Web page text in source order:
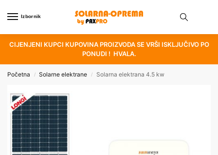
Izbornik
CIJENJENI KUPCI KUPOVINA PROIZVODA SE VRŠI ISKLJUČIVO PO
PONUDI ! HVALA.
Početna / Solarne elektrane / Solarna elektrana 4.5 kw